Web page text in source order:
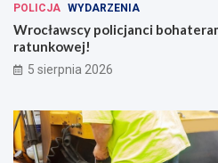
POLICJA WYDARZENIA
Wrocławscy policjanci
ratunkowej!
5 sierpnia 2026